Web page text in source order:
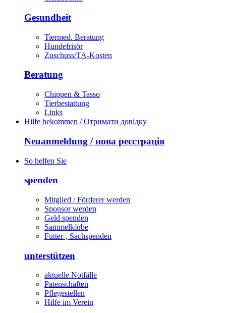
Gesundheit
Tiermed. Beratung
Hundefrisör
Zuschuss/TA-Kosten
Beratung
Chippen & Tasso
Tierbestattung
Links
Hilfe bekommen / Отримати довідку
Neuanmeldung / нова реєстрація
So helfen Sie
spenden
Mitglied / Förderer werden
Sponsor werden
Geld spenden
Sammelkörbe
Futter-, Sachspenden
unterstützen
aktuelle Notfälle
Patenschaften
Pflegestellen
Hilfe im Verein